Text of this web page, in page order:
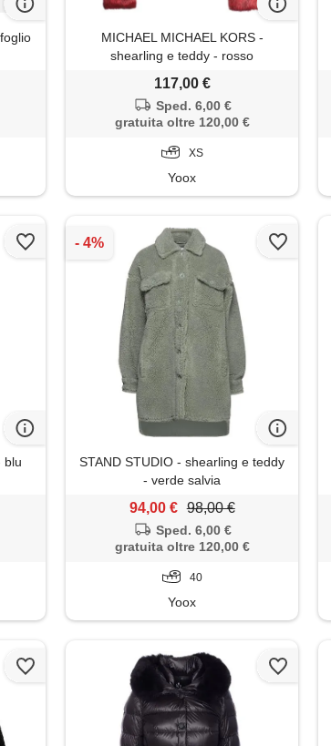
MICHAEL MICHAEL KORS -
shearling e teddy - rosso
117,00 €
Sped. 6,00 €
gratuita oltre 120,00 €
XS
Yoox
blu
STAND STUDIO - shearling e teddy
- verde salvia
94,00 € 98,00 €
Sped. 6,00 €
gratuita oltre 120,00 €
40
Yoox